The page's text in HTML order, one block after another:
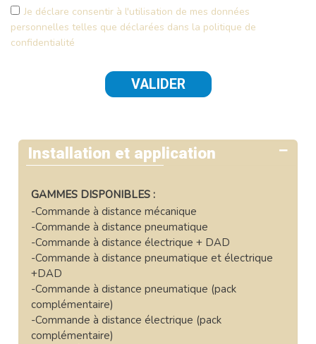
Je déclare consentir à l'utilisation de mes données
personnelles telles que déclarées dans la politique de
confidentialité
Installation et application
GAMMES DISPONIBLES :
-Commande à distance mécanique
-Commande à distance pneumatique
-Commande à distance électrique + DAD
-Commande à distance pneumatique et électrique
+DAD
-Commande à distance pneumatique (pack
complémentaire)
-Commande à distance électrique (pack
complémentaire)